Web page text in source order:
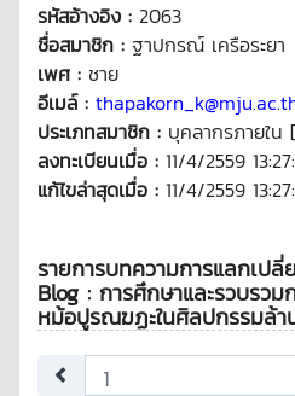
รหัสอ้างอิง : 2063
ชื่อสมาชิก : ฐาปกรณ์ เครือระยา
เพศ : ชาย
อีเมล์ :
ประเภทสมาชิก : บุคลากรภายใน [
ลงทะเบียนเมื่อ : 11/4/2559
แก้ไขล่าสุดเมื่อ : 11/4/2559
รายการบทความการแลกเป
Blog : การศึกษาและรวบรวม
หม้อปูรณฆฏะในศิลปกรรมล้า